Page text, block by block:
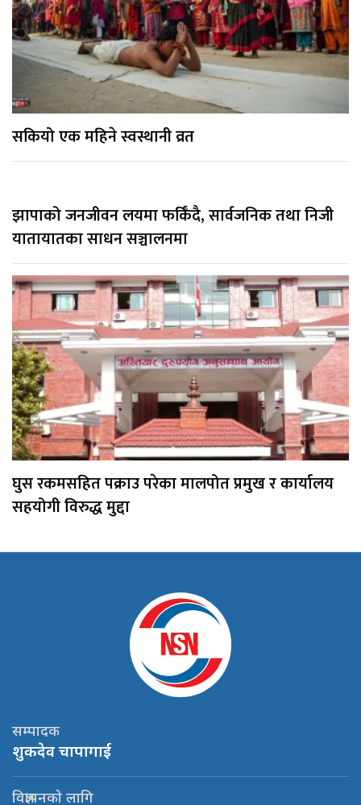
सकियो एक महिने स्वस्थानी व्रत
झापाको जनजीवन लयमा फर्किँदै, सार्वजनिक तथा निजी
यातायातका साधन सञ्चालनमा
घुस रकमसहित पक्राउ परेका मालपोत प्रमुख र कार्यालय
सहयोगी विरुद्ध मुद्दा
सम्पादक
शुकदेव चापागाई
विज्ञापनको लागि